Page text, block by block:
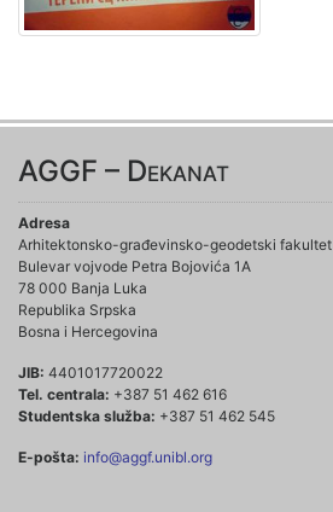
AGGF – Dekanat
Adresa
Arhitektonsko-građevinsko-geodetski fakultet
Bulevar vojvode Petra Bojovića 1A
78 000 Banja Luka
Republika Srpska
Bosna i Hercegovina
JIB: 4401017720022
Tel. centrala: +387 51 462 616
Studentska služba: +387 51 462 545
E-pošta: info@aggf.unibl.org